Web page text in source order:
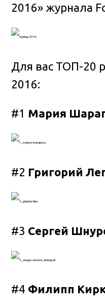
2016» журнала
Для вас ТОП-20
2016:
#1 Мария
#2 Григорий
#3 Сергей
#4 Филипп